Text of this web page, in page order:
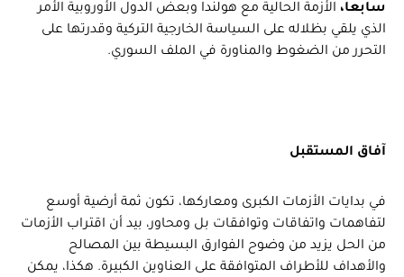
سابعاً، الأزمة الحالية مع هولندا وبعض الدول الأوروبية الأمر
الذي يلقي بظلاله على السياسة الخارجية التركية وقدرتها على
التحرر من الضغوط والمناورة في الملف السوري.
آفاق المستقبل
في بدايات الأزمات الكبرى ومعاركها، تكون ثمة أرضية أوسع
لتفاهمات واتفاقات وتوافقات بل ومحاور، بيد أن اقتراب الأزمات
من الحل يزيد من وضوح الفوارق البسيطة بين المصالح
والأهداف للأطراف المتوافقة على العناوين الكبيرة. هكذا، يمكن